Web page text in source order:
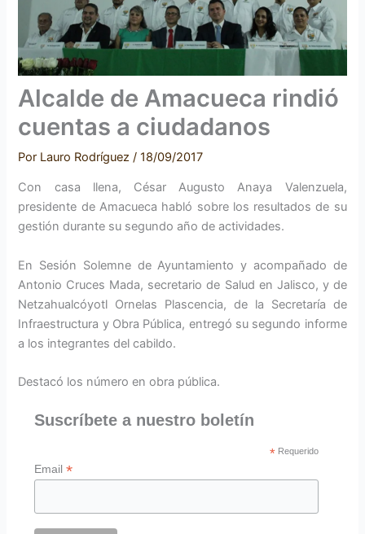
Alcalde de Amacueca rindió
cuentas a ciudadanos
Por Lauro Rodríguez/18/09/2017
Con casa llena, César Augusto Anaya Valenzuela,
presidente de Amacueca habló sobre los resultados de su
gestión durante su segundo año de actividades.
En Sesión Solemne de Ayuntamiento y acompañado de
Antonio Cruces Mada, secretario de Salud en Jalisco, y de
Netzahualcóyotl Ornelas Plascencia, de la Secretaría de
Infraestructura y Obra Pública, entregó su segundo informe
a los integrantes del cabildo.
Destacó los número en obra pública.
Suscríbete a nuestro boletín
* Requerido
Email*